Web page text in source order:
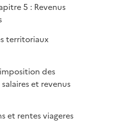
5 : Revenus
territoriaux
des
et revenus
et rentes viageres